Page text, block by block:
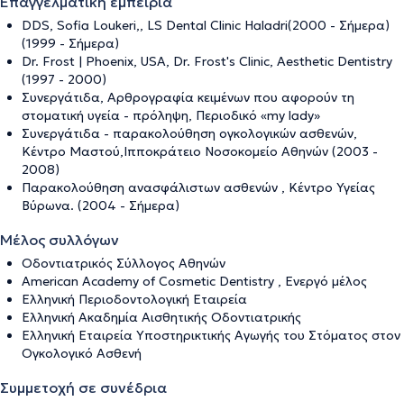
DDS, Sofia Loukeri,, LS Dental Clinic Haladri(2000 - Σήμερα)
(1999 - Σήμερα)
Dr. Frost | Phoenix, USA, Dr. Frost's Clinic, Aesthetic Dentistry
(1997 - 2000)
Συνεργάτιδα, Αρθρογραφία κειμένων που αφορούν τη
στοματική υγεία - πρόληψη, Περιοδικό «my lady»
Συνεργάτιδα - παρακολούθηση ογκολογικών ασθενών,
Κέντρο Μαστού,Ιπποκράτειο Νοσοκομείο Αθηνών (2003 -
2008)
Παρακολούθηση ανασφάλιστων ασθενών , Κέντρο Υγείας
Βύρωνα. (2004 - Σήμερα)
Μέλος συλλόγων
Οδοντιατρικός Σύλλογος Αθηνών
American Academy of Cosmetic Dentistry , Ενεργό μέλος
Ελληνική Περιοδοντολογική Εταιρεία
Ελληνική Ακαδημία Αισθητικής Οδοντιατρικής
Ελληνική Εταιρεία Υποστηρικτικής Αγωγής του Στόματος στον
Ογκολογικό Ασθενή
Συμμετοχή σε συνέδρια